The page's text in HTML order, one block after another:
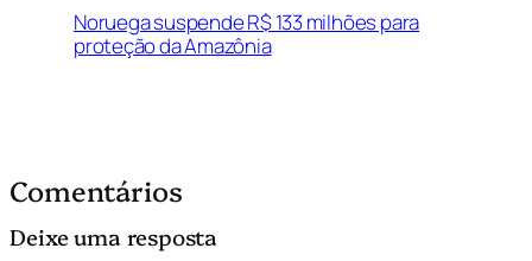
Noruega suspende R$ 133 milhões para
proteção da Amazônia
Comentários
Deixe uma resposta